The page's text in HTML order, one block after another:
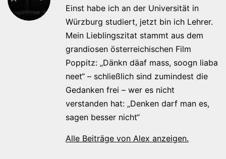
Einst habe ich an der Universität in
Würzburg studiert, jetzt bin ich Lehrer.
Mein Lieblingszitat stammt aus dem
grandiosen österreichischen Film
Poppitz: „Dänkn däaf mass, soogn liaba
neet“ – schließlich sind zumindest die
Gedanken frei – wer es nicht
verstanden hat: „Denken darf man es,
sagen besser nicht“
Alle Beiträge von Alex anzeigen.